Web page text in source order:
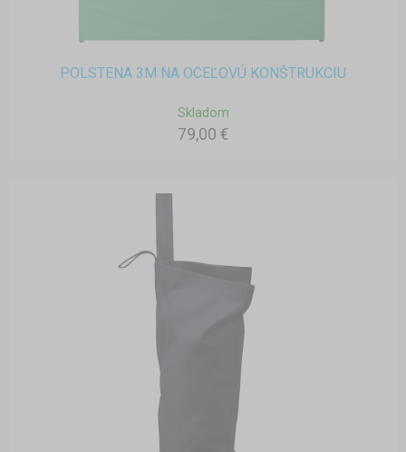
POLSTENA 3M NA OCEĽOVÚ KONŠTRUKCIU
Skladom
79,00 €